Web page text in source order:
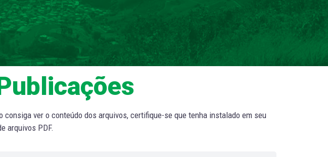
consiga ver o conteúdo dos arquivos, certifique-se que tenha instalado em seu
arquivos PDF.